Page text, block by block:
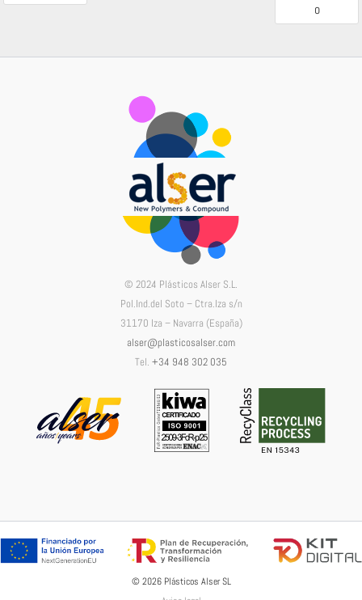
o
© 2024 Plásticos Alser S.L.
Pol.Ind.del Soto – Ctra.Iza s/n
31170 Iza – Navarra (España)
alser@plasticosalser.com
Tel. +34 948 302 035
© 2026 Plásticos Alser SL